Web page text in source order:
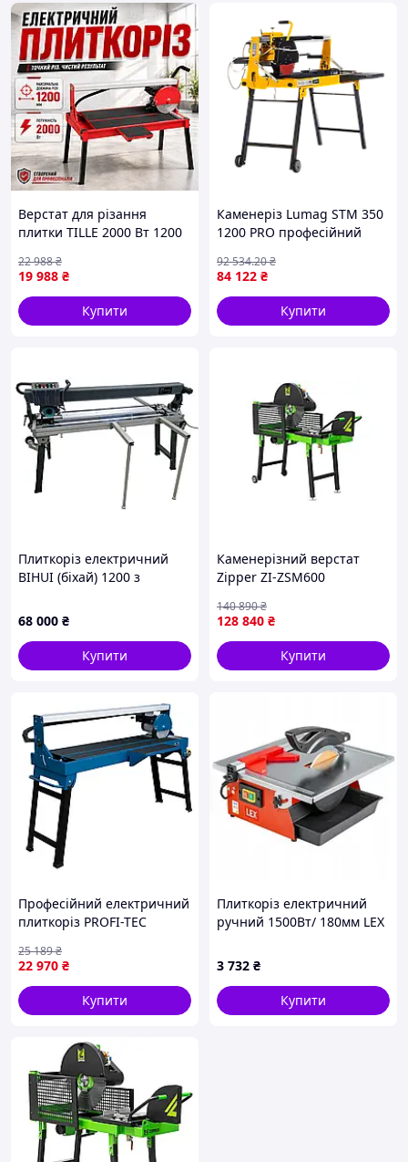
Верстат для різання
плитки TILLE 2000 Вт 1200
для обробки мармуру
плиткоріз електричний з
кутом нахилу
19 988 ₴
22 988₴
Купити
Каменеріз Lumag STM 350
1200 PRO професійний
каменю плитки з диском
350 мм та глибиною різу
107 мм
84 122 ₴
92 534.20₴
Купити
Плиткоріз електричний
BIHUI (біхай) 1200 з
68 000 ₴
Купити
Каменерізний верстат
Zipper ZI-ZSM600
128 840 ₴
140 890₴
Купити
Професійний електричний
плиткоріз PROFI-TEC
різ плитки, диск 230см
(006979)
22 970 ₴
25 189₴
Купити
Плиткоріз електричний
ручний 1500Вт/ 180мм LEX
керамограніту
професійний,
Плиткорізний верстат, XXK
3 732 ₴
Купити